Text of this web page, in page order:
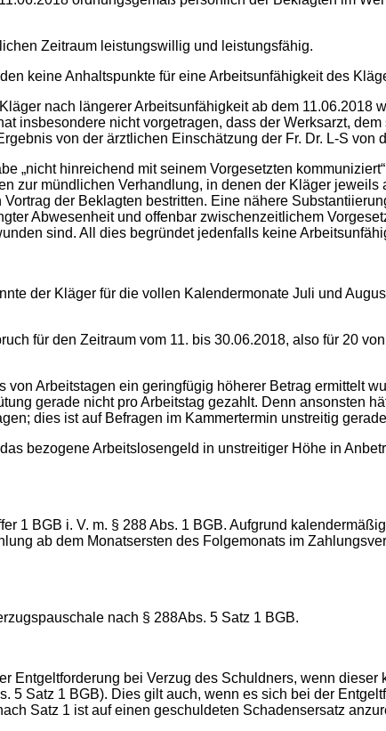
Zeitraum leistungswillig und leistungsfähig.
keine Anhaltspunkte für eine Arbeitsunfähigkeit des
nach längerer Arbeitsunfähigkeit ab dem
insbesondere nicht vorgetragen, dass der Werksarzt,
von der ärztlichen Einschätzung der Fr. Dr. L-S von
„nicht hinreichend mit seinem Vorgesetzten
zur mündlichen Verhandlung, in denen der Kläger
der Beklagten bestritten. Eine nähere
Abwesenheit und offenbar zwischenzeitlichem
sind. All dies begründet jedenfalls keine
der Kläger für die vollen Kalendermonate Juli und
für den Zeitraum vom 11. bis 30.06.2018, also für 20
Arbeitstagen ein geringfügig höherer Betrag ermittelt
gerade nicht pro Arbeitstag gezahlt. Denn ansonsten
dies ist auf Befragen im Kammertermin unstreitig
bezogene Arbeitslosengeld in unstreitiger Höhe in
1 BGB i. V. m. § 288 Abs. 1 BGB. Aufgrund
ab dem Monatsersten des Folgemonats im
nach § 288Abs. 5 Satz 1 BGB.
Entgeltforderung bei Verzug des Schuldners, wenn
5 Satz 1 BGB). Dies gilt auch, wenn es sich bei der
Satz 1 ist auf einen geschuldeten Schadensersatz